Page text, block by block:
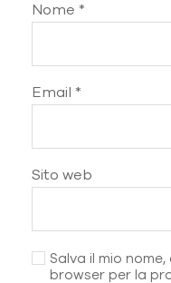
Nome *
Email *
Sito web
Salva il mio
browser per la